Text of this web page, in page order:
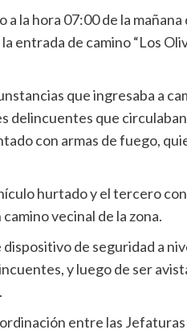
a la hora 07:00 de la
entrada de camino “Los
que ingresaba a
delincuentes que
con armas de fuego,
hurtado y el tercero
vecinal de la zona.
de seguridad a
y luego de ser
entre las